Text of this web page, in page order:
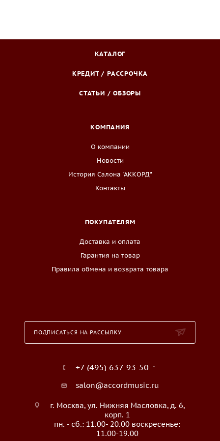
КАТАЛОГ
КРЕДИТ / РАССРОЧКА
СТАТЬИ / ОБЗОРЫ
КОМПАНИЯ
О компании
Новости
История Салона "АККОРД"
Контакты
ПОКУПАТЕЛЯМ
Доставка и оплата
Гарантия на товар
Правила обмена и возврата товара
ПОДПИСАТЬСЯ НА РАССЫЛКУ
+7 (495) 637-93-50
salon@accordmusic.ru
г. Москва, ул. Нижняя Масловка, д. 6,
корп. 1
пн. - сб.: 11.00- 20.00 воскресенье:
11.00-19.00